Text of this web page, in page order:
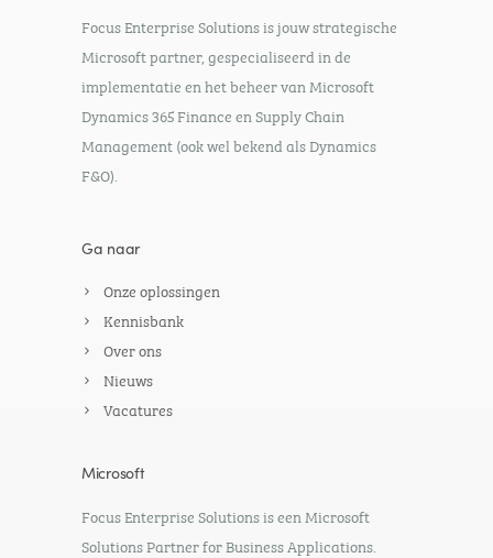
Focus Enterprise Solutions is jouw strategische
Microsoft partner, gespecialiseerd in de
implementatie en het beheer van Microsoft
Dynamics 365 Finance en Supply Chain
Management (ook wel bekend als Dynamics
F&O).
Ga naar
Onze oplossingen
Kennisbank
Over ons
Nieuws
Vacatures
Microsoft
Focus Enterprise Solutions is een Microsoft
Solutions Partner for Business Applications.